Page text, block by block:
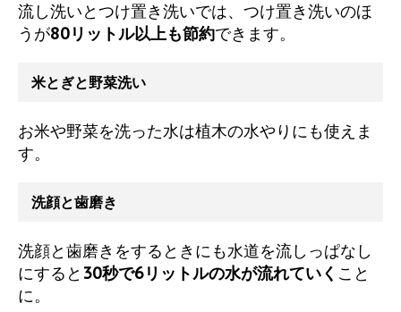
流し洗いとつけ置き洗いでは、つけ置き洗いのほ
うが80リットル以上も節約できます。
米とぎと野菜洗い
お米や野菜を洗った水は植木の水やりにも使えま
す。
洗顔と歯磨き
洗顔と歯磨きをするときにも水道を流しっぱなし
にすると 30秒で6リットルの水が流れていく こと
に。